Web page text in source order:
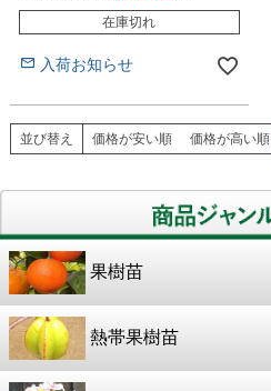
在庫切れ
入荷お知らせ
並び替え 価格が安い順 価格が高い順
果樹苗
熱帯果樹苗